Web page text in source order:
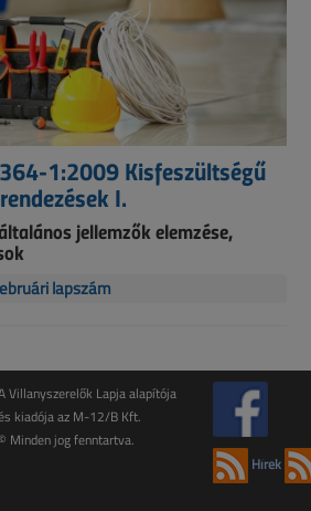
1:2009 Kisfeszültségű
I.
jellemzők elemzése,
lapszám
Villanyszerelők Lapja alapítója
kiadója az M-12/B Kft.
Minden jog fenntartva.
Hírek